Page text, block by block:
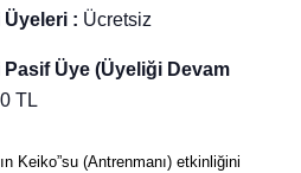
: Ücretsiz
Üye (Üyeliği Devam
TL
Keiko”su (Antrenmanı) etkinliğini